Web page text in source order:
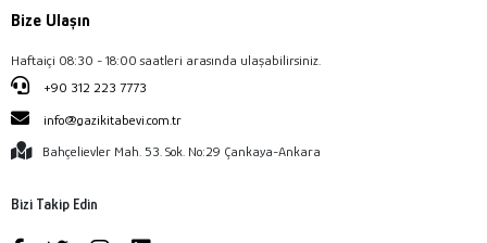
Bize Ulaşın
Haftaiçi 08:30 - 18:00 saatleri arasında ulaşabilirsiniz.
+90 312 223 7773
info@gazikitabevi.com.tr
Bahçelievler Mah. 53. Sok. No:29 Çankaya-Ankara
Bizi Takip Edin